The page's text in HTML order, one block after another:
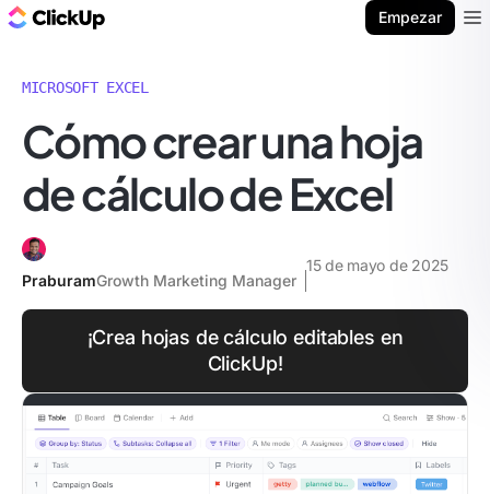
Empezar
MICROSOFT EXCEL
Cómo crear una hoja
de cálculo de Excel
PraburamGrowth Marketing Manager
15 de mayo de 2025
¡Crea hojas de cálculo editables en
ClickUp!